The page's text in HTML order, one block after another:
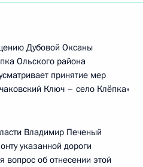
Дубовой Оксаны
Ольского района
принятие мер
Ключ – село Клёпка»
Владимир Печеный
указанной дороги
вопрос об отнесении этой